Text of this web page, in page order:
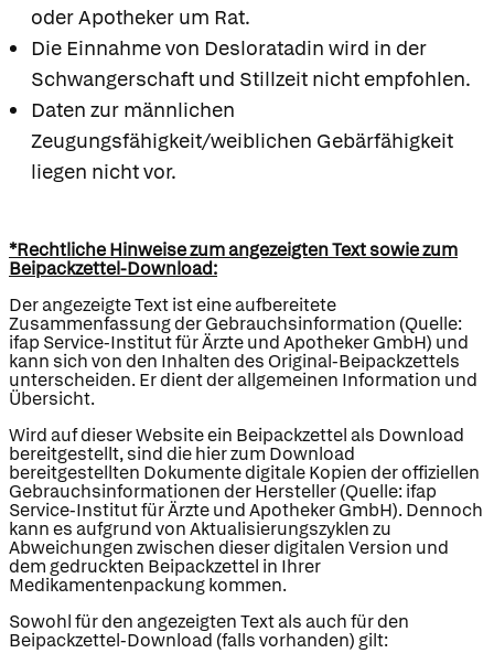
oder Apotheker um Rat.
Die Einnahme von Desloratadin wird in der
Schwangerschaft und Stillzeit nicht empfohlen.
Daten zur männlichen
Zeugungsfähigkeit/weiblichen Gebärfähigkeit
liegen nicht vor.
*Rechtliche Hinweise zum angezeigten Text sowie zum
Beipackzettel-Download:
Der angezeigte Text ist eine aufbereitete
Zusammenfassung der Gebrauchsinformation (Quelle:
ifap Service-Institut für Ärzte und Apotheker GmbH) und
kann sich von den Inhalten des Original-Beipackzettels
unterscheiden. Er dient der allgemeinen Information und
Übersicht.
Wird auf dieser Website ein Beipackzettel als Download
bereitgestellt, sind die hier zum Download
bereitgestellten Dokumente digitale Kopien der offiziellen
Gebrauchsinformationen der Hersteller (Quelle: ifap
Service-Institut für Ärzte und Apotheker GmbH). Dennoch
kann es aufgrund von Aktualisierungszyklen zu
Abweichungen zwischen dieser digitalen Version und
dem gedruckten Beipackzettel in Ihrer
Medikamentenpackung kommen.
Sowohl für den angezeigten Text als auch für den
Beipackzettel-Download (falls vorhanden) gilt: